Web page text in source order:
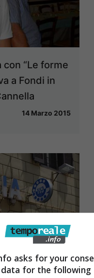
“Le forme
a Fondi in
14 Marzo 2015
asks for your
for the following